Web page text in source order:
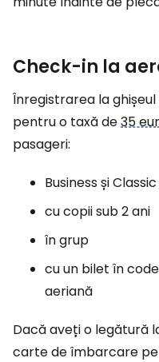
Check-in la
Înregistrarea la
pentru o taxă de35 eur
pasageri:
Business și Classic
cu copii sub 2 ani
în grup
cu un bilet în
aeriană
Dacă aveți o legătură
carte de îmbarcare